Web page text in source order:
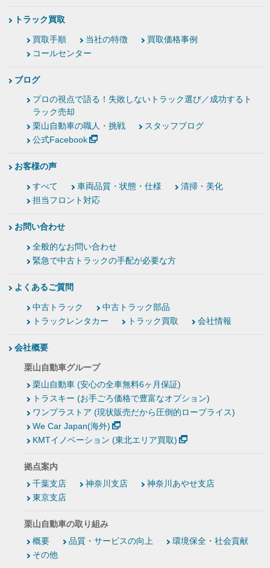
トラック買取
買取手順 当社の特徴
買取価格事例
コールセンター
ブログ
プロの視点で語る！失敗しないトラック選び／成功するト
ラック売却
栗山自動車の職人・挑戦
スタッフブログ
公式Facebook
お客様の声
すべて 車両品質・状態・仕様
清掃・美化
担当フロント対応
お問い合わせ
全般的なお問い合わせ
緊急で中古トラックの手配が必要な方
よくあるご質問
中古トラック
中古トラック部品
トラックレンタカー
トラック買取 会社情報
会社概要
栗山自動車グループ
栗山自動車 (安心の全車無料6ヶ月保証)
トラスキー (お手ごろ価格で豊富なオプション)
ワンプラストア (現状販売だから圧倒的ロープライス)
We Car Japan(海外)
KMTイノベーション (東北エリア買取)
拠点案内
千葉支店
神奈川支店
神奈川あやせ支店
東京支店
栗山自動車の取り組み
概要
品質・サービスの向上
環境保全・社会貢献
その他